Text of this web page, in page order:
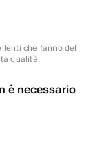
che fanno del
qualità.
è necessario